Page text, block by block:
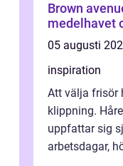
Brown
medelhavet
05 augusti
inspiration
Att välja frisör
klippning.
uppfattar sig
arbetsdagar,